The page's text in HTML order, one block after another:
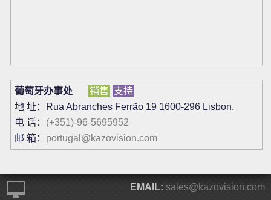
葡萄牙办事处 销售 支持
地 址：Rua Abranches Ferrão 19 1600-296 Lisbon.
电 话： (+351)-96-5695952
邮 箱： portugal@kazovision.com
EMAIL: sales@kazovision.com